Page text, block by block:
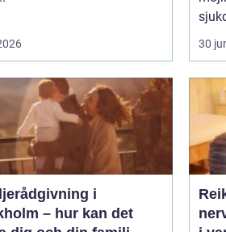
30
i
– hur kan det
Reiki